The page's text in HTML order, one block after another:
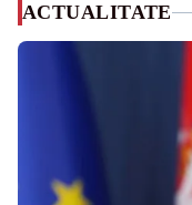
ACTUALITATE